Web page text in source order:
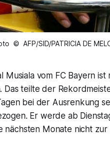
© AFP/SID/PATRICIA DE
Musiala vom FC Bayern
teilte der
bei der Ausrenkung
Er werde ab
nächsten Monate nicht